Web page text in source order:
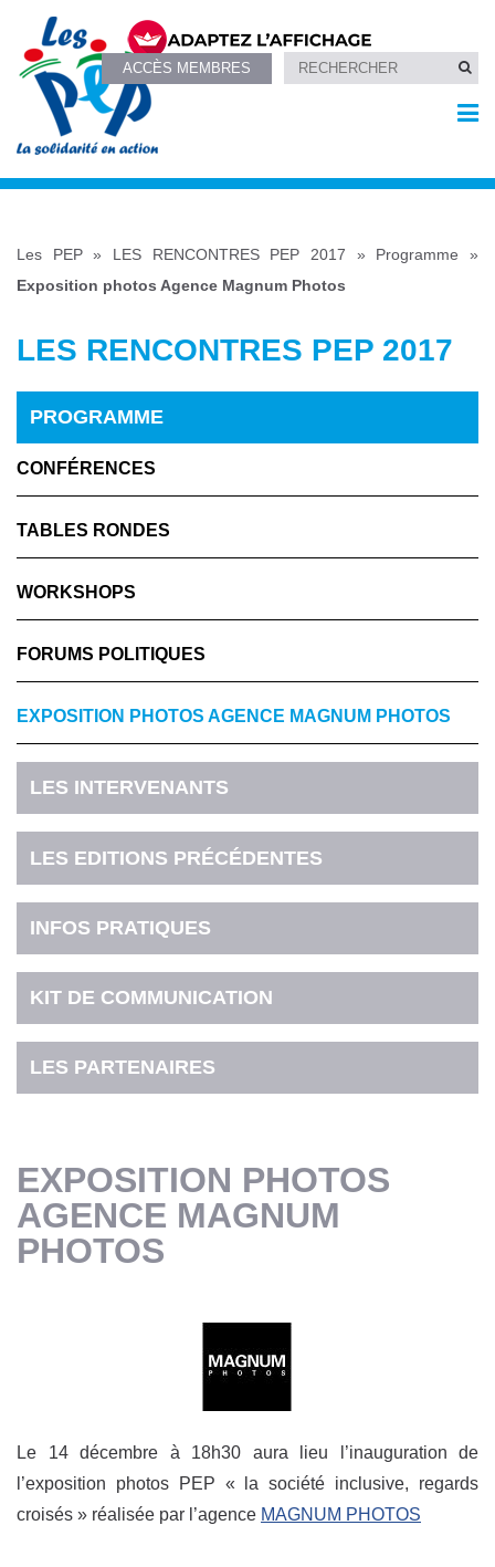
ACCÈS MEMBRES
Les PEP» LES RENCONTRES PEP 2017 » Programme »
Exposition photos Agence Magnum Photos
LES RENCONTRES PEP 2017
PROGRAMME
CONFÉRENCES
TABLES RONDES
WORKSHOPS
FORUMS POLITIQUES
EXPOSITION PHOTOS AGENCE MAGNUM PHOTOS
LES INTERVENANTS
LES EDITIONS PRÉCÉDENTES
INFOS PRATIQUES
KIT DE COMMUNICATION
LES PARTENAIRES
EXPOSITION PHOTOS
AGENCE MAGNUM
PHOTOS
Le 14 décembre à 18h30 aura lieu l’inauguration de
l’exposition photos PEP « la société inclusive, regards
croisés » réalisée par l’agence MAGNUM PHOTOS